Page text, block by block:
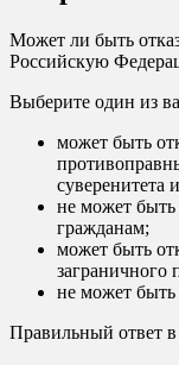
Может ли быть
Российскую
Выберите один из
может быть
суверенитета
не может быть
гражданам;
может быть
заграничного
не может быть
Правильный ответ